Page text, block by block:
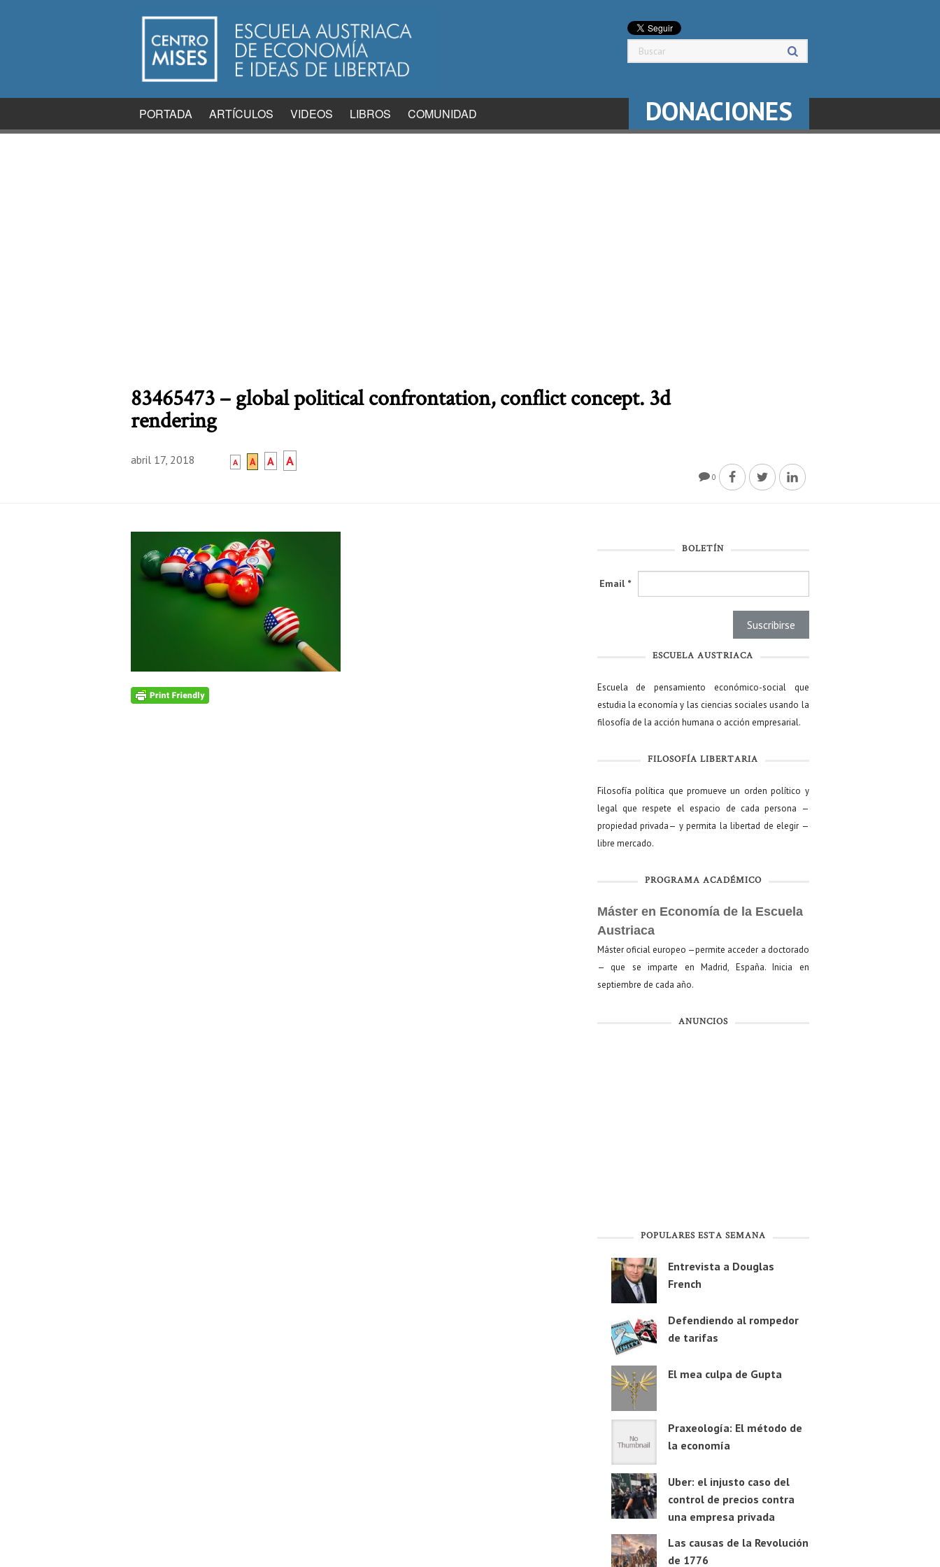
PORTADA ARTÍCULOS VIDEOS LIBROS COMUNIDAD DONACIONES
83465473 – global political confrontation, conflict concept. 3d
rendering
abril 17, 2018 A A A A
0
BOLETÍN
Email *
ESCUELA AUSTRIACA
Escuela de pensamiento económico-social que
estudia la economía y las ciencias sociales usando la
filosofía de la acción humana o acción empresarial.
FILOSOFÍA LIBERTARIA
Filosofía política que promueve un orden político y
legal que respete el espacio de cada persona —
propiedad privada— y permita la libertad de elegir —
libre mercado.
PROGRAMA ACADÉMICO
Máster en Economía de la Escuela
Austriaca
Máster oficial europeo —permite acceder a doctorado
— que se imparte en Madrid, España. Inicia en
septiembre de cada año.
ANUNCIOS
POPULARES ESTA SEMANA
Entrevista a Douglas
French
Defendiendo al rompedor
de tarifas
El mea culpa de Gupta
Praxeología: El método de
la economía
Uber: el injusto caso del
control de precios contra
una empresa privada
Las causas de la Revolución
de 1776